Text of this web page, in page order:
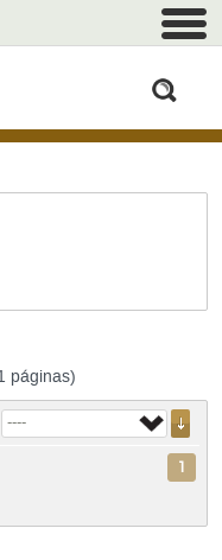
páginas)
1